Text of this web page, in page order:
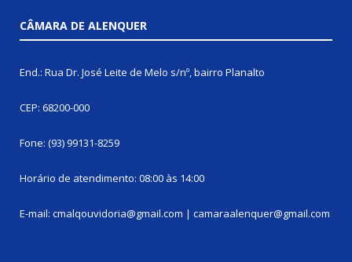
CÂMARA DE ALENQUER
End.: Rua Dr. José Leite de Melo s/nº, bairro Planalto
CEP: 68200-000
Fone: (93) 99131-8259
Horário de atendimento: 08:00 às 14:00
E-mail: cmalqouvidoria@gmail.com | camaraalenquer@gmail.com